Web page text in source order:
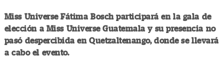
Miss Universe Fátima Bosch participará en la gala de
elección a Miss Universe Guatemala y su presencia no
pasó despercibida en Quetzaltenango, donde se llevará
a cabo el evento.